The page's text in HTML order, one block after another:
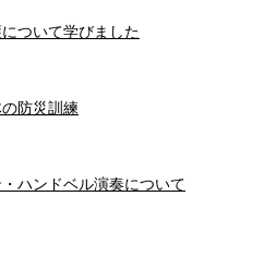
ついて学びました
防災訓練
ハンドベル演奏について